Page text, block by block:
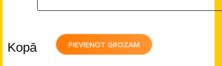
PIEVIENOT GROZAM
Kopā